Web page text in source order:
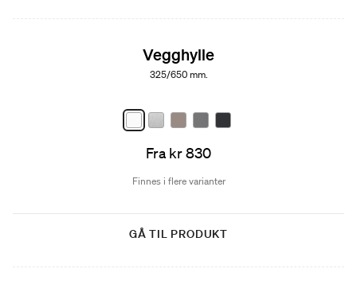
Vegghylle
325/650 mm.
Fra kr 830
Finnes i flere varianter
GÅ TIL PRODUKT